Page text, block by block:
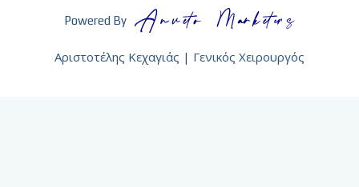
Powered By
Αριστοτέλης Κεχαγιάς | Γενικός Χειρουργός